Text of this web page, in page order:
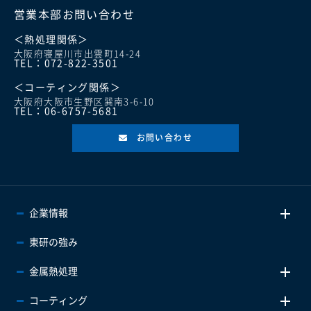
営業本部お問い合わせ
＜熱処理関係＞
大阪府寝屋川市出雲町14-24
TEL：072-822-3501
＜コーティング関係＞
大阪府大阪市生野区巽南3-6-10
TEL：06-6757-5681
お問い合わせ
企業情報
東研の強み
金属熱処理
コーティング